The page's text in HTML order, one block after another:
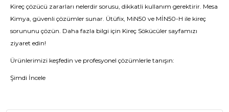
Kireç çözücü zararları nelerdir sorusu, dikkatli kullanım gerektirir. Mesa
Kimya, güvenli çözümler sunar. Ütüfix, MiN50 ve MİN50-H ile kireç
sorununu çözün. Daha fazla bilgi için Kireç Sökücüler sayfamızı
ziyaret edin!
Ürünlerimizi keşfedin ve profesyonel çözümlerle tanışın:
Şimdi İncele